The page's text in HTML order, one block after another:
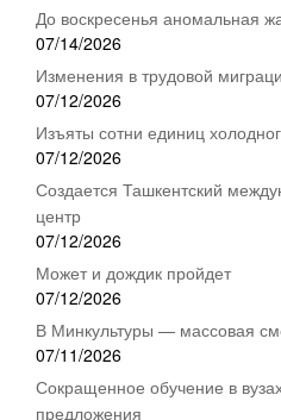
До воскресенья аномальная
07/14/2026
Изменения в трудовой
07/12/2026
Изъяты сотни единиц
07/12/2026
Создается Ташкентский
центр
07/12/2026
Может и дождик пройдет
07/12/2026
В Минкультуры — массовая
07/11/2026
Сокращенное обучение в
предложения